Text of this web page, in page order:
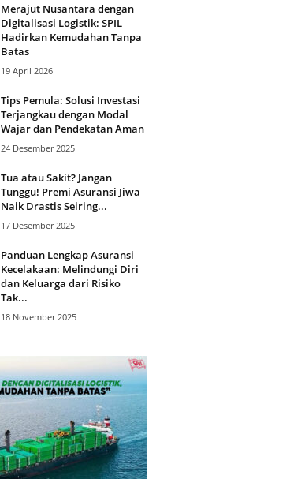
Merajut Nusantara dengan
Digitalisasi Logistik: SPIL
Hadirkan Kemudahan Tanpa
Batas
19 April 2026
Tips Pemula: Solusi Investasi
Terjangkau dengan Modal
Wajar dan Pendekatan Aman
24 Desember 2025
Tua atau Sakit? Jangan
Tunggu! Premi Asuransi Jiwa
Naik Drastis Seiring...
17 Desember 2025
Panduan Lengkap Asuransi
Kecelakaan: Melindungi Diri
dan Keluarga dari Risiko
Tak...
18 November 2025